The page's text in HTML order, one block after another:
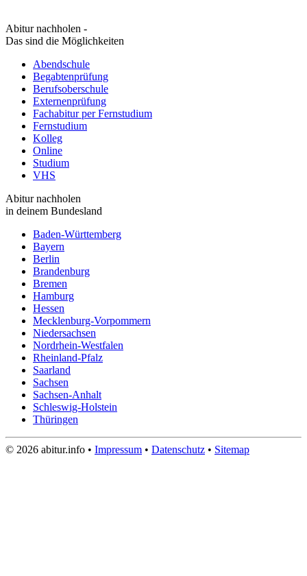
Abitur nachholen -
Das sind die Möglichkeiten
Abendschule
Begabtenprüfung
Berufsoberschule
Externenprüfung
Fachabitur per Fernstudium
Fernstudium
Kolleg
Online
Studium
VHS
Abitur nachholen
in deinem Bundesland
Baden-Württemberg
Bayern
Berlin
Brandenburg
Bremen
Hamburg
Hessen
Mecklenburg-Vorpommern
Niedersachsen
Nordrhein-Westfalen
Rheinland-Pfalz
Saarland
Sachsen
Sachsen-Anhalt
Schleswig-Holstein
Thüringen
© 2026 abitur.info • Impressum • Datenschutz • Sitemap